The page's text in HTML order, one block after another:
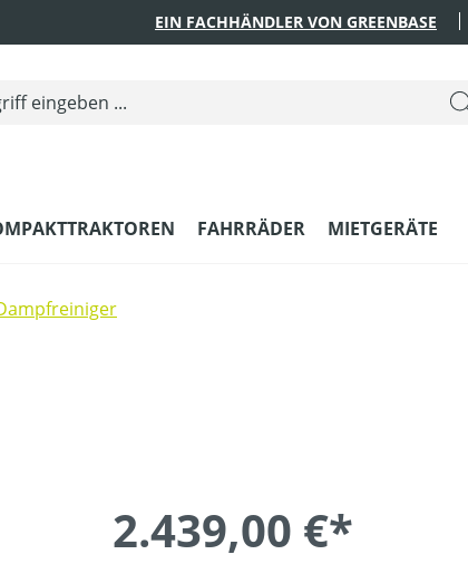
EIN FACHHÄNDLER VON GREENBASE
FAHRRÄDER MIETGERÄTE
2.439,00 €*